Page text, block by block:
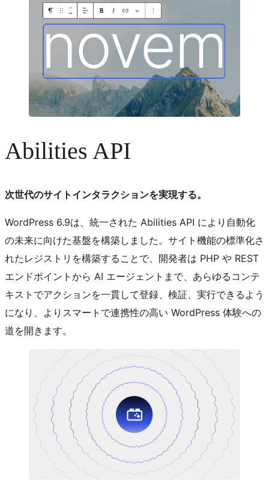
Abilities API
次世代のサイトインタラクションを実現する。
WordPress 6.9は、統一された Abilities API により自動化
の未来に向けた基盤を構築しました。サイト機能の標準化さ
れたレジストリを構築することで、開発者は PHP や REST
エンドポイントから AI エージェントまで、あらゆるコンテ
キストでアクションを一貫して登録、検証、実行できるよう
になり、よりスマートで連携性の高い WordPress 体験への
道を開きます。